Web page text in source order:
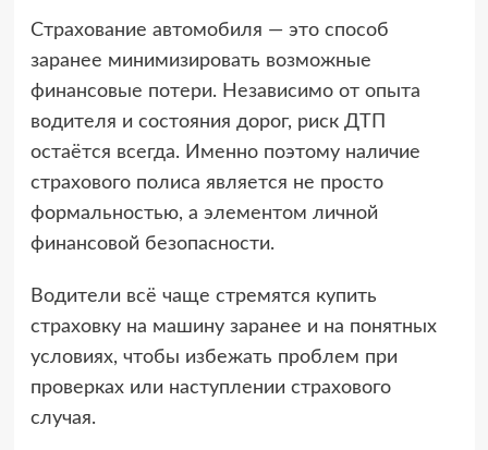
Страхование автомобиля — это способ
заранее минимизировать возможные
финансовые потери. Независимо от опыта
водителя и состояния дорог, риск ДТП
остаётся всегда. Именно поэтому наличие
страхового полиса является не просто
формальностью, а элементом личной
финансовой безопасности.
Водители всё чаще стремятся купить
страховку на машину заранее и на понятных
условиях, чтобы избежать проблем при
проверках или наступлении страхового
случая.